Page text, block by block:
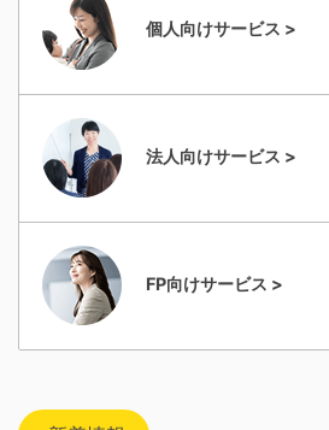
個人向けサービス >
法人向けサービス >
FP向けサービス >